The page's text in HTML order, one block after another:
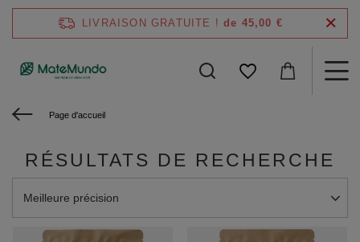
LIVRAISON GRATUITE ! de 45,00 €
Page d'accueil
RÉSULTATS DE RECHERCHE
Modifier le tri
Meilleure précision